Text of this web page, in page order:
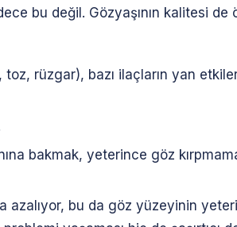
bu değil. Gözyaşının kalitesi de
rüzgar), bazı ilaçların yan
bakmak, yeterince göz
azalıyor, bu da göz yüzeyinin